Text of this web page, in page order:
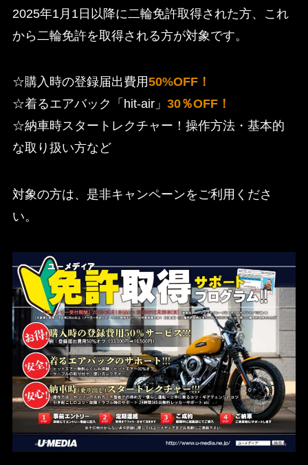
2025年1月1日以降に二輪免許取得された方、これ
から二輪免許を取得される方が対象です。
☆購入時の登録届出費用50%OFF！
☆着るエアバック「hit-air」 30％OFF！
☆納車時スタートレクチャー！操作方法・基本的
な取り扱い方など
対象の方は、是非キャンペーンをご利用くださ
い。